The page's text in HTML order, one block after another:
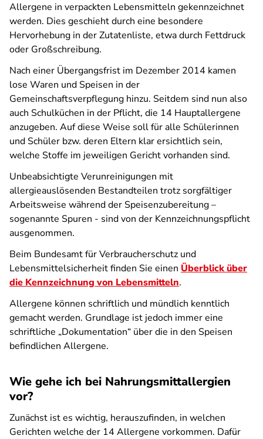
Allergene in verpackten Lebensmitteln gekennzeichnet
werden. Dies geschieht durch eine besondere
Hervorhebung in der Zutatenliste, etwa durch Fettdruck
oder Großschreibung.
Nach einer Übergangsfrist im Dezember 2014 kamen
lose Waren und Speisen in der
Gemeinschaftsverpflegung hinzu. Seitdem sind nun also
auch Schulküchen in der Pflicht, die 14 Hauptallergene
anzugeben. Auf diese Weise soll für alle Schülerinnen
und Schüler bzw. deren Eltern klar ersichtlich sein,
welche Stoffe im jeweiligen Gericht vorhanden sind.
Unbeabsichtigte Verunreinigungen mit
allergieauslösenden Bestandteilen trotz sorgfältiger
Arbeitsweise während der Speisenzubereitung –
sogenannte Spuren - sind von der Kennzeichnungspflicht
ausgenommen.
Beim Bundesamt für Verbraucherschutz und
Lebensmittelsicherheit finden Sie einen Überblick über
die Kennzeichnung von Lebensmitteln.
Allergene können schriftlich und mündlich kenntlich
gemacht werden. Grundlage ist jedoch immer eine
schriftliche „Dokumentation“ über die in den Speisen
befindlichen Allergene.
Wie gehe ich bei Nahrungsmittallergien
vor?
Zunächst ist es wichtig, herauszufinden, in welchen
Gerichten welche der 14 Allergene vorkommen. Dafür